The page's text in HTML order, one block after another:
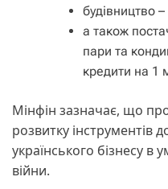
будівництво
а також
пари та
кредити на 1
Мінфін зазначає, що
розвитку інструментів
українського бізнесу
війни.